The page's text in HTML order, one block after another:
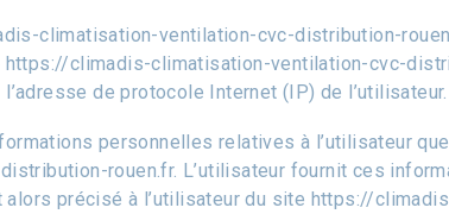
climatisation-ventilation-cvc-distribution-
https://climadis-climatisation-ventilation-cvc-
l’adresse de protocole Internet (IP) de l’utilisateur.
personnelles relatives à l’utilisateur
rouen.fr. L’utilisateur fournit ces
alors précisé à l’utilisateur du site https://